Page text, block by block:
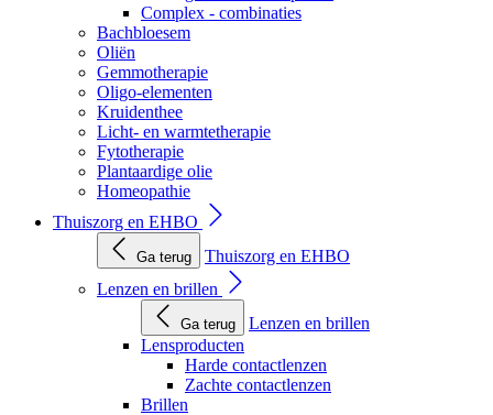
Complex - combinaties
Bachbloesem
Oliën
Gemmotherapie
Oligo-elementen
Kruidenthee
Licht- en warmtetherapie
Fytotherapie
Plantaardige olie
Homeopathie
Thuiszorg en EHBO
Ga terug
Thuiszorg en EHBO
Lenzen en brillen
Ga terug
Lenzen en brillen
Lensproducten
Harde contactlenzen
Zachte contactlenzen
Brillen